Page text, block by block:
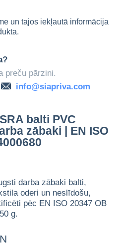
un tajos iekļautā informācija
preču pārzini.
info@siapriva.com
balti PVC
zābaki | EN ISO
darba zābaki balti,
oderi un neslīdošu,
pēc EN ISO 20347 OB
g.